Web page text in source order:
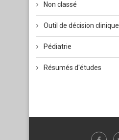
Non classé
Outil de décision clinique
Pédiatrie
Résumés d'études